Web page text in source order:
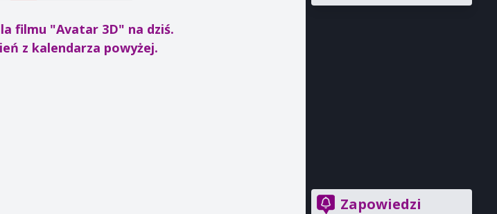
filmu "Avatar 3D" na dziś.
z kalendarza powyżej.
Zapowiedzi